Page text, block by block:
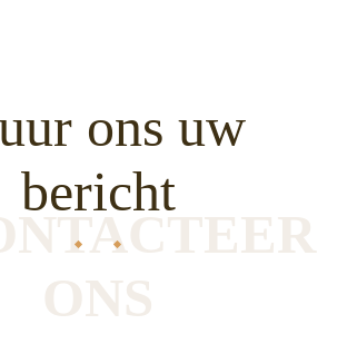
ons uw
bericht
ONS